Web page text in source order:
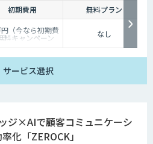
初期費用
無料プラン
（今なら初期費
料キャンペーン
中）
なし
サービス選択
ジ×AIで顧客コミュニケーシ
化「ZEROCK」